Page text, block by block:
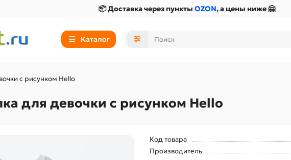
📦 Доставка через пункты OZON, а цены ниже 🤗
Каталог
с рисунком Hello
для девочки с рисунком Hello
Код товара
Производитель